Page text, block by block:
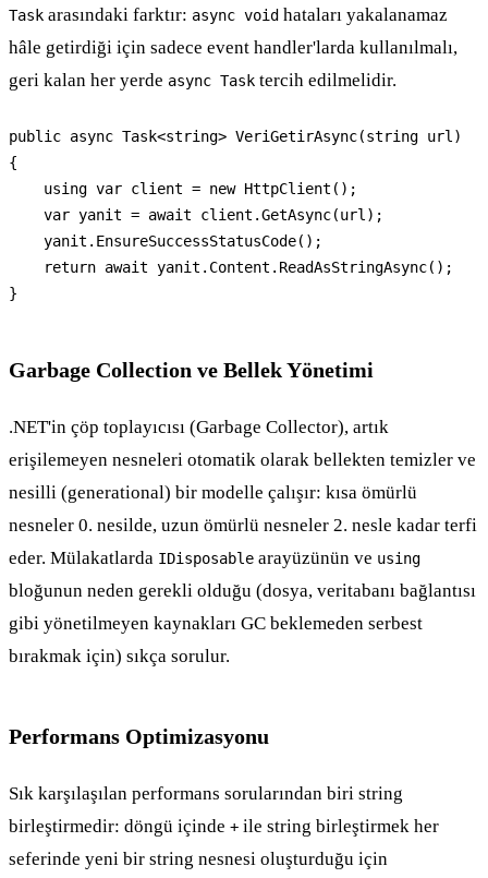
Task arasındaki farktır: async void hataları yakalanamaz
hâle getirdiği için sadece event handler'larda kullanılmalı,
geri kalan her yerde async Task tercih edilmelidir.
public async Task<string> VeriGetirAsync(string url)
{
    using var client = new HttpClient();
    var yanit = await client.GetAsync(url);
    yanit.EnsureSuccessStatusCode();
    return await yanit.Content.ReadAsStringAsync();
}
Garbage Collection ve Bellek Yönetimi
.NET'in çöp toplayıcısı (Garbage Collector), artık
erişilemeyen nesneleri otomatik olarak bellekten temizler ve
nesilli (generational) bir modelle çalışır: kısa ömürlü
nesneler 0. nesilde, uzun ömürlü nesneler 2. nesle kadar terfi
eder. Mülakatlarda IDisposable arayüzünün ve using
bloğunun neden gerekli olduğu (dosya, veritabanı bağlantısı
gibi yönetilmeyen kaynakları GC beklemeden serbest
bırakmak için) sıkça sorulur.
Performans Optimizasyonu
Sık karşılaşılan performans sorularından biri string
birleştirmedir: döngü içinde + ile string birleştirmek her
seferinde yeni bir string nesnesi oluşturduğu için